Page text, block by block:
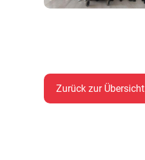
Zurück zur Übersicht